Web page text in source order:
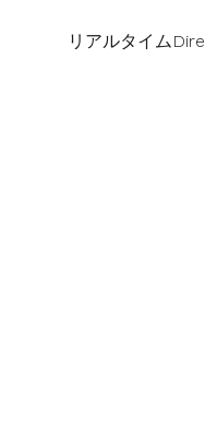
リアルタイム